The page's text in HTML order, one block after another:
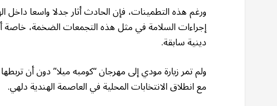
ورغم هذه التطمينات، فإن الحادث أثار جدلا واسعا
إجراءات السلامة في مثل هذه التجمعات الضخمة، خاصة
دينية سابقة.
ولم تمر زيارة مودي إلى مهرجان “كومبه ميلا” دون أن
مع انطلاق الانتخابات المحلية في العاصمة الهندية دلهي.